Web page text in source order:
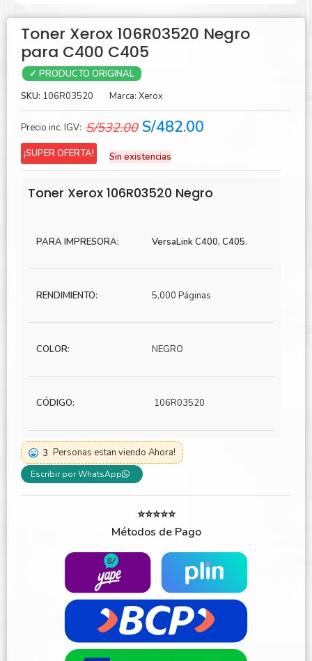
Toner Xerox 106R03520 Negro
para C400 C405
✓ PRODUCTO ORIGINAL
SKU: 106R03520 Marca: Xerox
Precio inc. IGV: S/532.00 El
original
S/532.00.
S/482.00
S/482.00.
¡SUPER OFERTA! Sin existencias
Toner Xerox 106R03520 Negro
PARA IMPRESORA: VersaLink C400, C405.
RENDIMIENTO: 5,000 Páginas
COLOR: NEGRO
CÓDIGO: 106R03520
3 Personas estan viendo Ahora!
Escribir por WhatsApp
⭐⭐⭐⭐⭐
Métodos de Pago